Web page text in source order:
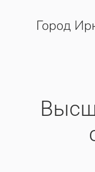
Перейти к
Город